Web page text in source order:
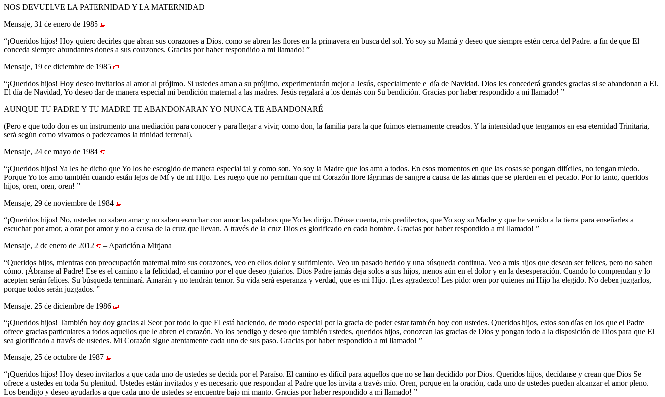
NOS DEVUELVE LA PATERNIDAD Y LA MATERNIDAD
Mensaje, 31 de enero de 1985
“¡Queridos hijos! Hoy quiero decirles que abran sus corazones a Dios, como se abren las flores en la primavera en busca del sol. Yo soy su Mamá y deseo que siempre estén cerca del Padre, a fin de que El
conceda siempre abundantes dones a sus corazones. Gracias por haber respondido a mi llamado! ”
Mensaje, 19 de diciembre de 1985
“¡Queridos hijos! Hoy deseo invitarlos al amor al prójimo. Si ustedes aman a su prójimo, experimentarán mejor a Jesús, especialmente el día de Navidad. Dios les concederá grandes gracias si se abandonan a El.
El día de Navidad, Yo deseo dar de manera especial mi bendición maternal a las madres. Jesús regalará a los demás con Su bendición. Gracias por haber respondido a mi llamado! ”
AUNQUE TU PADRE Y TU MADRE TE ABANDONARAN YO NUNCA TE ABANDONARÉ
(Pero e que todo don es un instrumento una mediación para conocer y para llegar a vivir, como don, la familia para la que fuimos eternamente creados. Y la intensidad que tengamos en esa eternidad Trinitaria,
será según como vivamos o padezcamos la trinidad terrenal).
Mensaje, 24 de mayo de 1984
“¡Queridos hijos! Ya les he dicho que Yo los he escogido de manera especial tal y como son. Yo soy la Madre que los ama a todos. En esos momentos en que las cosas se pongan difíciles, no tengan miedo.
Porque Yo los amo también cuando están lejos de Mí y de mi Hijo. Les ruego que no permitan que mi Corazón llore lágrimas de sangre a causa de las almas que se pierden en el pecado. Por lo tanto, queridos
hijos, oren, oren, oren! ”
Mensaje, 29 de noviembre de 1984
“¡Queridos hijos! No, ustedes no saben amar y no saben escuchar con amor las palabras que Yo les dirijo. Dénse cuenta, mis predilectos, que Yo soy su Madre y que he venido a la tierra para enseñarles a
escuchar por amor, a orar por amor y no a causa de la cruz que llevan. A través de la cruz Dios es glorificado en cada hombre. Gracias por haber respondido a mi llamado! ”
Mensaje, 2 de enero de 2012
– Aparición a Mirjana
“Queridos hijos, mientras con preocupación maternal miro sus corazones, veo en ellos dolor y sufrimiento. Veo un pasado herido y una búsqueda continua. Veo a mis hijos que desean ser felices, pero no saben
cómo. ¡Ábranse al Padre! Ese es el camino a la felicidad, el camino por el que deseo guiarlos. Dios Padre jamás deja solos a sus hijos, menos aún en el dolor y en la desesperación. Cuando lo comprendan y lo
acepten serán felices. Su búsqueda terminará. Amarán y no tendrán temor. Su vida será esperanza y verdad, que es mi Hijo. ¡Les agradezco! Les pido: oren por quienes mi Hijo ha elegido. No deben juzgarlos,
porque todos serán juzgados. ”
Mensaje, 25 de diciembre de 1986
“¡Queridos hijos! También hoy doy gracias al Seor por todo lo que El está haciendo, de modo especial por la gracia de poder estar también hoy con ustedes. Queridos hijos, estos son días en los que el Padre
ofrece gracias particulares a todos aquellos que le abren el corazón. Yo los bendigo y deseo que también ustedes, queridos hijos, conozcan las gracias de Dios y pongan todo a la disposición de Dios para que El
sea glorificado a través de ustedes. Mi Corazón sigue atentamente cada uno de sus paso. Gracias por haber respondido a mi llamado! ”
Mensaje, 25 de octubre de 1987
“¡Queridos hijos! Hoy deseo invitarlos a que cada uno de ustedes se decida por el Paraíso. El camino es difícil para aquellos que no se han decidido por Dios. Queridos hijos, decídanse y crean que Dios Se
ofrece a ustedes en toda Su plenitud. Ustedes están invitados y es necesario que respondan al Padre que los invita a través mío. Oren, porque en la oración, cada uno de ustedes pueden alcanzar el amor pleno.
Los bendigo y deseo ayudarlos a que cada uno de ustedes se encuentre bajo mi manto. Gracias por haber respondido a mi llamado! ”